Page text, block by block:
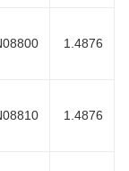
N08800
N08810